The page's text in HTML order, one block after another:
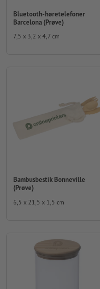
Bluetooth-høretelefoner
Barcelona (Prøve)
7,5 x 3,2 x 4,7 cm
Bambusbestik Bonneville
(Prøve)
6,5 x 21,5 x 1,5 cm